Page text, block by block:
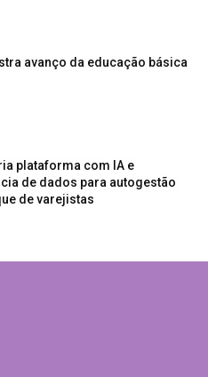
avanço da educação básica
plataforma com IA e
de dados para autogestão
de varejistas